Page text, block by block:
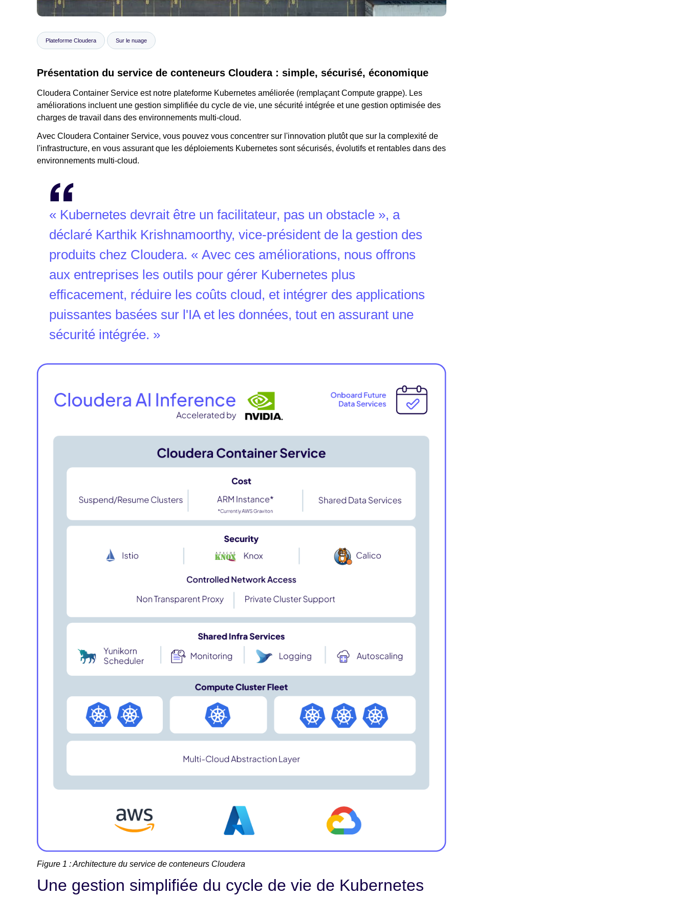
Plateforme Cloudera Sur le nuage
Présentation du service de conteneurs Cloudera : simple, sécurisé, économique
Cloudera Container Service est notre plateforme Kubernetes améliorée (remplaçant Compute grappe). Les
améliorations incluent une gestion simplifiée du cycle de vie, une sécurité intégrée et une gestion optimisée des
charges de travail dans des environnements multi-cloud.
Avec Cloudera Container Service, vous pouvez vous concentrer sur l'innovation plutôt que sur la complexité de
l'infrastructure, en vous assurant que les déploiements Kubernetes sont sécurisés, évolutifs et rentables dans des
environnements multi-cloud.
« Kubernetes devrait être un facilitateur, pas un obstacle », a
déclaré Karthik Krishnamoorthy, vice-président de la gestion des
produits chez Cloudera. « Avec ces améliorations, nous offrons
aux entreprises les outils pour gérer Kubernetes plus
efficacement, réduire les coûts cloud, et intégrer des applications
puissantes basées sur l'IA et les données, tout en assurant une
sécurité intégrée. »
Figure 1 : Architecture du service de conteneurs Cloudera
Une gestion simplifiée du cycle de vie de Kubernetes